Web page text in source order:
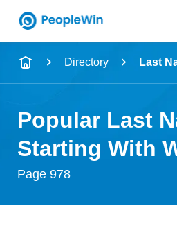
Name
City & State
Directory Last
Popular Last
Starting With
Page 978